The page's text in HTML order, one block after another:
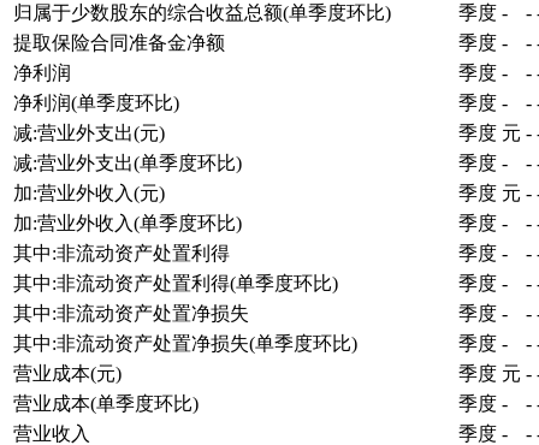
归属于少数股东的综合收益总额(单季度环比)
季度 - -
提取保险合同准备金净额
季度 - -
净利润
季度 - -
净利润(单季度环比)
季度 - -
减:营业外支出(元)
季度 元 -
减:营业外支出(单季度环比)
季度 - -
加:营业外收入(元)
季度 元 -
加:营业外收入(单季度环比)
季度 - -
其中:非流动资产处置利得
季度 - -
其中:非流动资产处置利得(单季度环比)
季度 - -
其中:非流动资产处置净损失
季度 - -
其中:非流动资产处置净损失(单季度环比)
季度 - -
营业成本(元)
季度 元 -
营业成本(单季度环比)
季度 - -
营业收入
季度 - -